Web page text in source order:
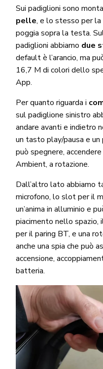
Sui padiglioni sono
pelle, e lo stesso per la
poggia sopra la testa.
padiglioni abbiamo due
default è l’arancio, ma
16,7 M di colori dello
App.
Per quanto riguarda i
sul padiglione sinistro
andare avanti e indietro
un tasto play/pausa e un
può spegnere,
Ambient, a rotazione.
Dall’altro lato abbiamo
microfono, lo slot per il
un’anima in alluminio e
piacimento nello spazio,
per il paring BT, e una
anche una spia che può
accensione,
batteria.